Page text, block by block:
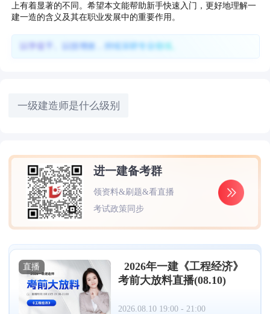
上有着显著的不同。希望本文能帮助新手快速入门，更好地理解一
建一造的含义及其在职业发展中的重要作用。
以学促干、以技增效，持续深耕专业领域。
一级建造师是什么级别
进一建备考群
领资料&刷题&看直播
考试政策同步
直播
2026年一建《工程经济》
考前大放料直播(08.10)
2026.08.10 19:00 - 21:00